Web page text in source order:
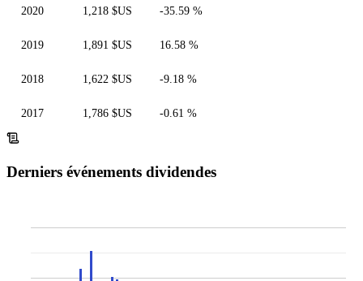
2020 1,218 $US -35.59 %
2019 1,891 $US 16.58 %
2018 1,622 $US -9.18 %
2017 1,786 $US -0.61 %
Derniers événements dividendes